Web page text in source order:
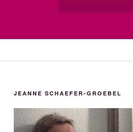
JEANNE SCHAEFER-GROEBEL